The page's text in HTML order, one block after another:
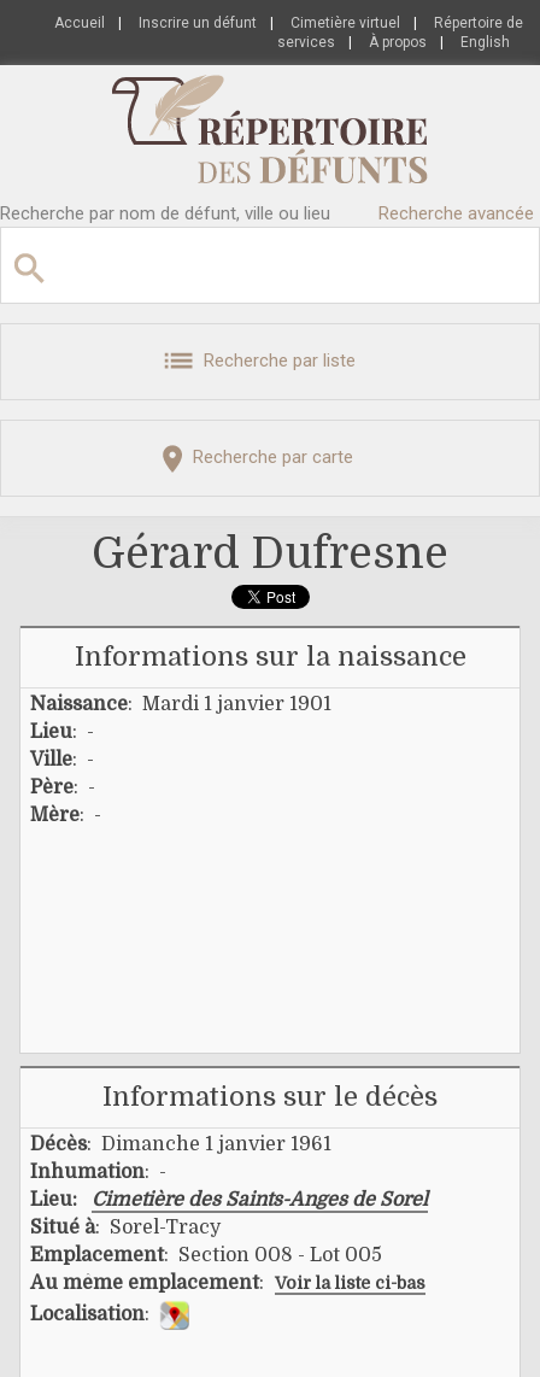
Accueil Inscrire un défunt Cimetière virtuel
Répertoire de
services
À propos English
Recherche par nom de défunt, ville ou lieu Recherche avancée
Recherche par liste
Recherche par carte
Gérard Dufresne
Informations sur la naissance
Naissance: Mardi 1 janvier 1901
Lieu: -
Ville: -
Père: -
Mère: -
Informations sur le décès
Décès: Dimanche 1 janvier 1961
Inhumation: -
Lieu:
Cimetière des Saints-Anges de Sorel
Situé à: Sorel-Tracy
Emplacement: Section 008 - Lot 005
Au même emplacement: Voir la liste ci-bas
Localisation: